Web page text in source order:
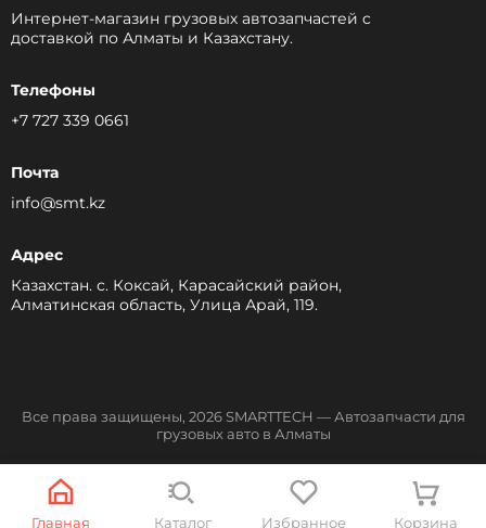
Главная Каталог Избранное Корзина
Интернет-магазин грузовых автозапчастей c
доставкой по Алматы и Казахстану.
Телефоны
+7 727 339 0661
Почта
info@smt.kz
Адрес
Казахстан. с. Коксай, Карасайский район,
Алматинская область, Улица Арай, 119.
Все права защищены, 2026 SMARTTECH — Автозапчасти для
грузовых авто в Алматы
Разработка сайта